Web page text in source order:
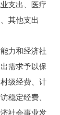
支出、医疗
其他支出
力和经济社
需求予以保
级经费、计
稳定经费、
社会事业发